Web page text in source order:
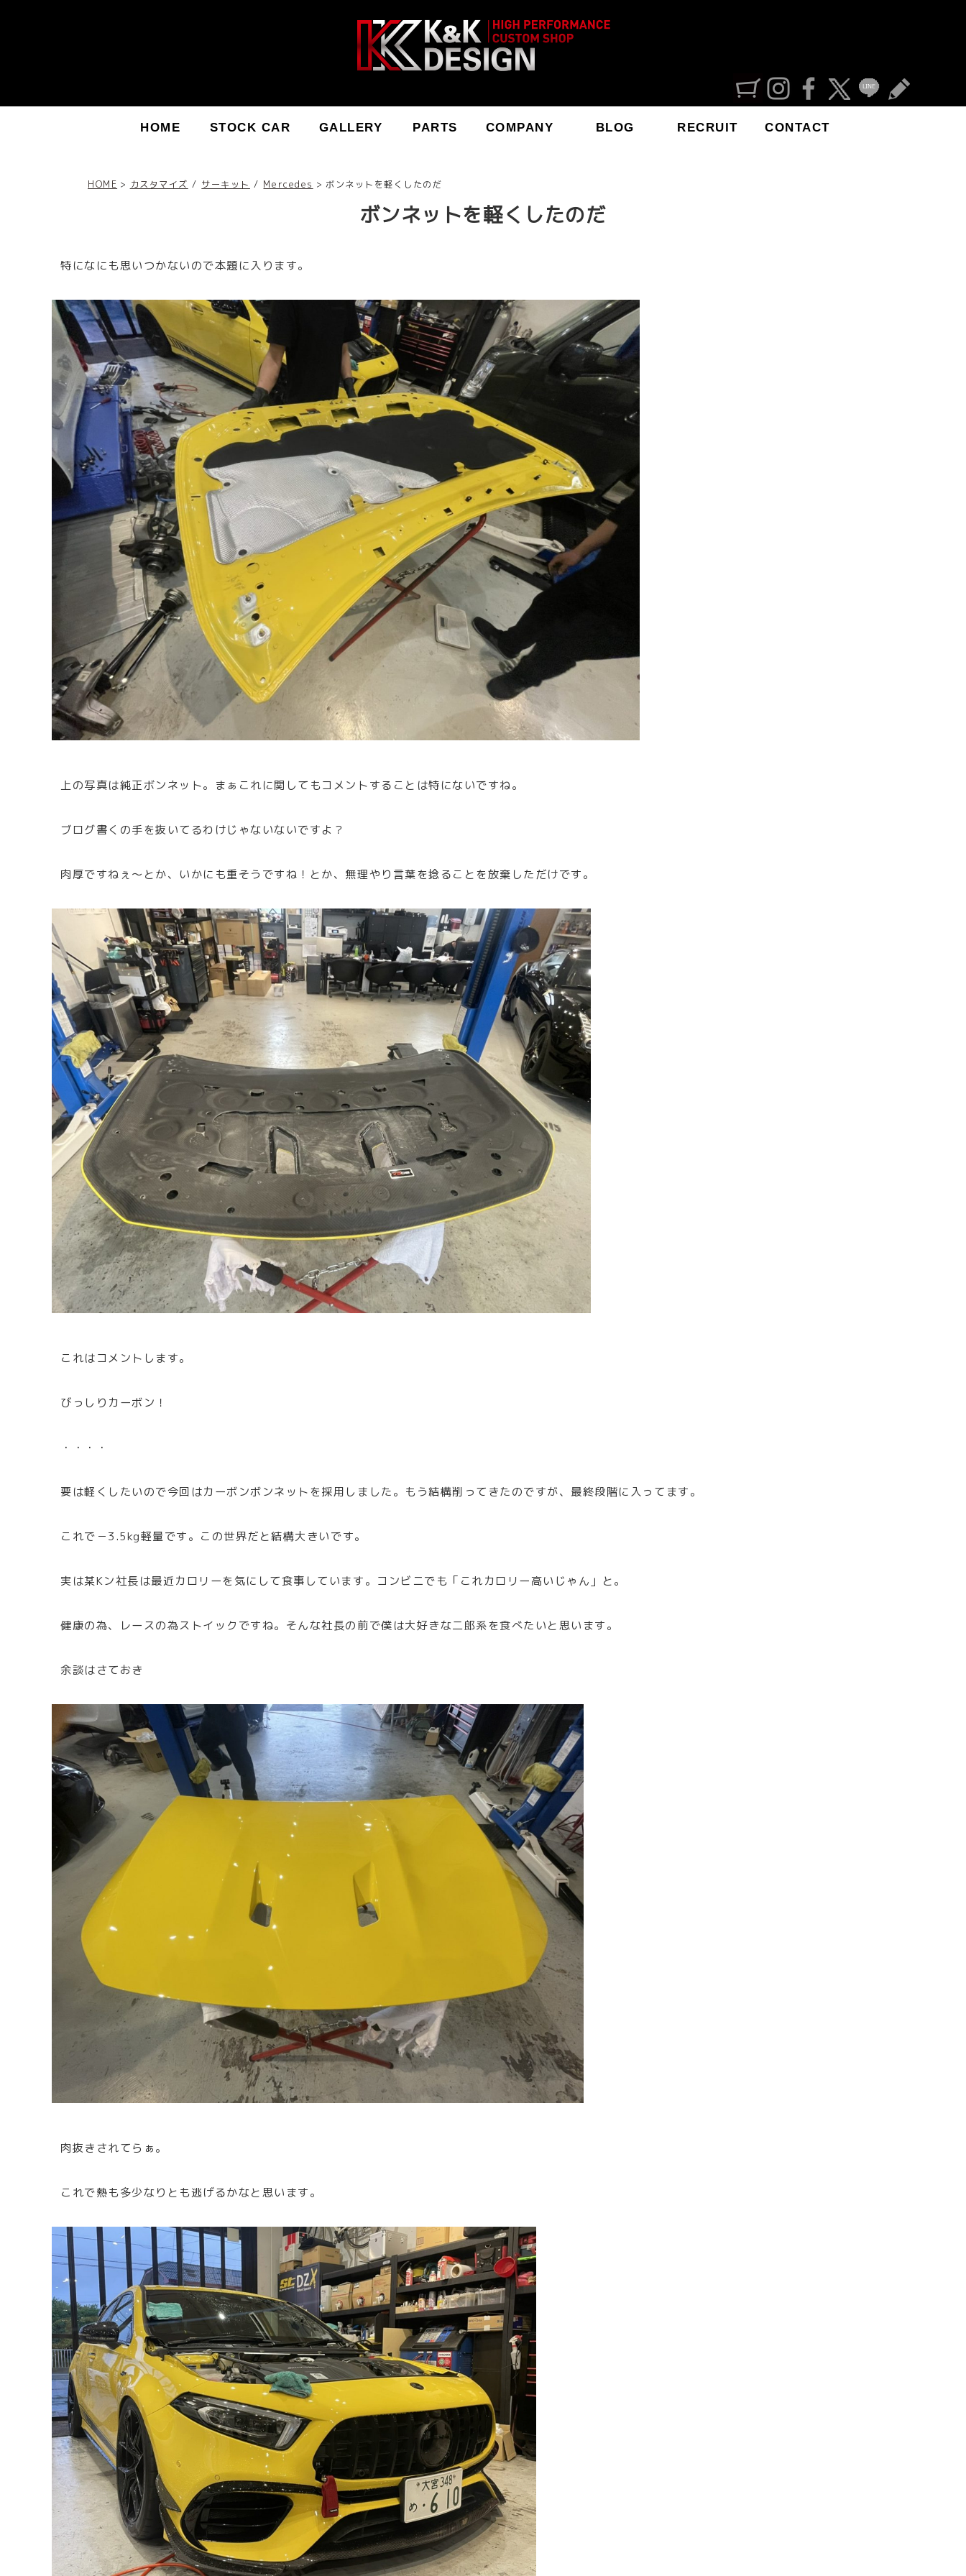
HOME STOCK CAR GALLERY PARTS COMPANY BLOG RECRUIT CONTACT
HOME カスタマイズ / サーキット / Mercedes ボンネットを軽くしたのだ
ボンネットを軽くしたのだ
特になにも思いつかないので本題に入ります。
上の写真は純正ボンネット。まぁこれに関してもコメントすることは特にないですね。
ブログ書くの手を抜いてるわけじゃないないですよ？
肉厚ですねぇ～とか、いかにも重そうですね！とか、無理やり言葉を捻ることを放棄しただけです。
これはコメントします。
びっしりカーボン！
・・・・
要は軽くしたいので今回はカーボンボンネットを採用しました。もう結構削ってきたのですが、最終段階に入ってます。
これで－3.5kg軽量です。この世界だと結構大きいです。
実は某Kン社長は最近カロリーを気にして食事しています。コンビニでも「これカロリー高いじゃん」と。
健康の為、レースの為ストイックですね。そんな社長の前で僕は大好きな二郎系を食べたいと思います。
余談はさておき
肉抜きされてらぁ。
これで熱も多少なりとも逃げるかなと思います。